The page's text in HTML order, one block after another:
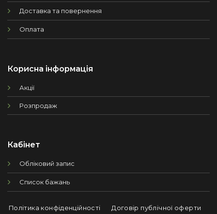
Доставка та повернення
Оплата
Корисна інформація
Акції
Розпродаж
Кабінет
Обліковий запис
Список бажань
Політика конфіденційності Договір публічної оферти